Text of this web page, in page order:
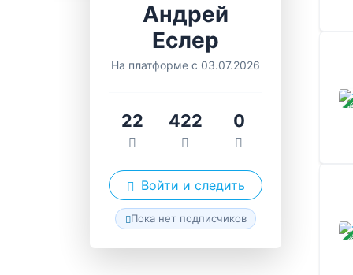
Андрей
Еслер
На платформе с 03.07.2026
22 422 0
Войти и следить
Пока нет подписчиков